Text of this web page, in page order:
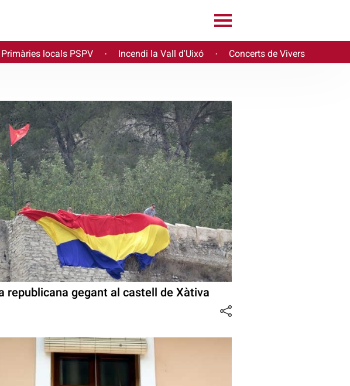
Primàries locals PSPV · Incendi la Vall d'Uixó · Concerts de Vivers
republicana gegant al castell de Xàtiva